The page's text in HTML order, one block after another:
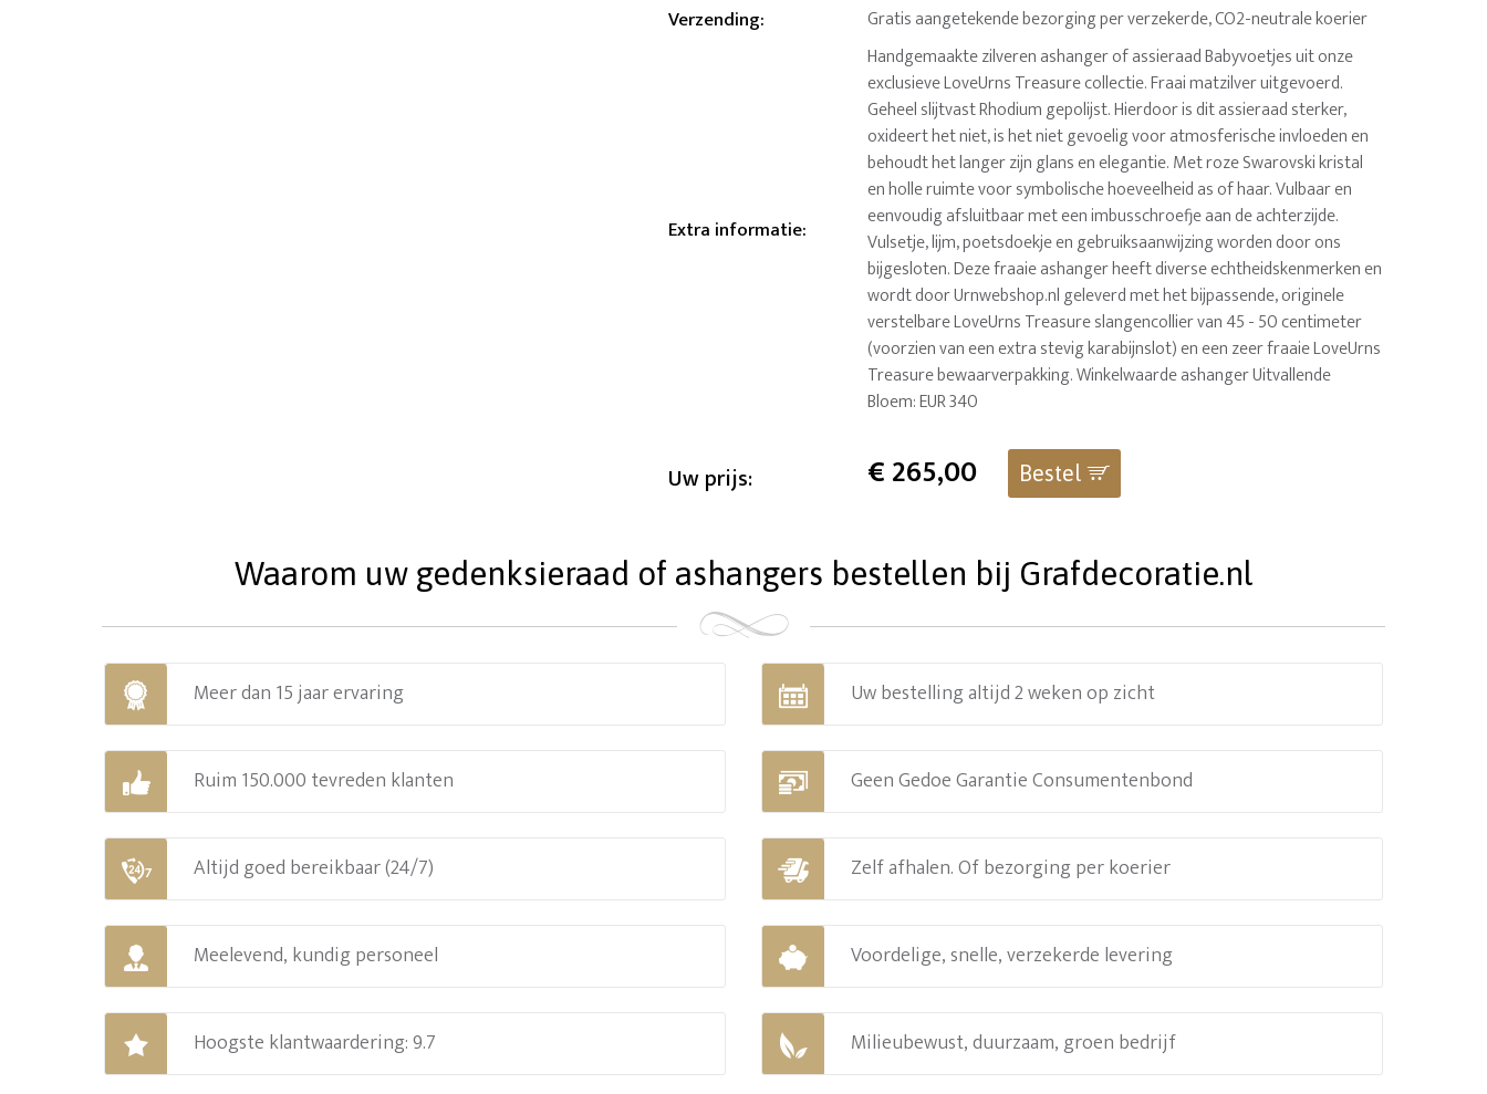
Verzending: Gratis aangetekende bezorging per verzekerde, CO2-neutrale koerier
Extra informatie:
Handgemaakte zilveren ashanger of assieraad Babyvoetjes uit onze
exclusieve LoveUrns Treasure collectie. Fraai matzilver uitgevoerd.
Geheel slijtvast Rhodium gepolijst. Hierdoor is dit assieraad sterker,
oxideert het niet, is het niet gevoelig voor atmosferische invloeden en
behoudt het langer zijn glans en elegantie. Met roze Swarovski kristal
en holle ruimte voor symbolische hoeveelheid as of haar. Vulbaar en
eenvoudig afsluitbaar met een imbusschroefje aan de achterzijde.
Vulsetje, lijm, poetsdoekje en gebruiksaanwijzing worden door ons
bijgesloten. Deze fraaie ashanger heeft diverse echtheidskenmerken en
wordt door Urnwebshop.nl geleverd met het bijpassende, originele
verstelbare LoveUrns Treasure slangencollier van 45 - 50 centimeter
(voorzien van een extra stevig karabijnslot) en een zeer fraaie LoveUrns
Treasure bewaarverpakking. Winkelwaarde ashanger Uitvallende
Bloem: EUR 340
Uw prijs: €265,00 Bestel
Waarom uw gedenksieraad of ashangers bestellen bij Grafdecoratie.nl
Meer dan 15 jaar ervaring Uw bestelling altijd 2 weken op zicht
Ruim 150.000 tevreden klanten Geen Gedoe Garantie Consumentenbond
Altijd goed bereikbaar (24/7) Zelf afhalen. Of bezorging per koerier
Meelevend, kundig personeel Voordelige, snelle, verzekerde levering
Hoogste klantwaardering: 9.7 Milieubewust, duurzaam, groen bedrijf